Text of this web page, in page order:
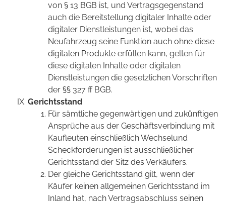
von § 13 BGB ist, und Vertragsgegenstand
auch die Bereitstellung digitaler Inhalte oder
digitaler Dienstleistungen ist, wobei das
Neufahrzeug seine Funktion auch ohne diese
digitalen Produkte erfüllen kann, gelten für
diese digitalen Inhalte oder digitalen
Dienstleistungen die gesetzlichen Vorschriften
der §§ 327 ff BGB.
Gerichtsstand
Für sämtliche gegenwärtigen und zukünftigen
Ansprüche aus der Geschäftsverbindung mit
Kaufleuten einschließlich Wechselund
Scheckforderungen ist ausschließlicher
Gerichtsstand der Sitz des Verkäufers.
Der gleiche Gerichtsstand gilt, wenn der
Käufer keinen allgemeinen Gerichtsstand im
Inland hat, nach Vertragsabschluss seinen